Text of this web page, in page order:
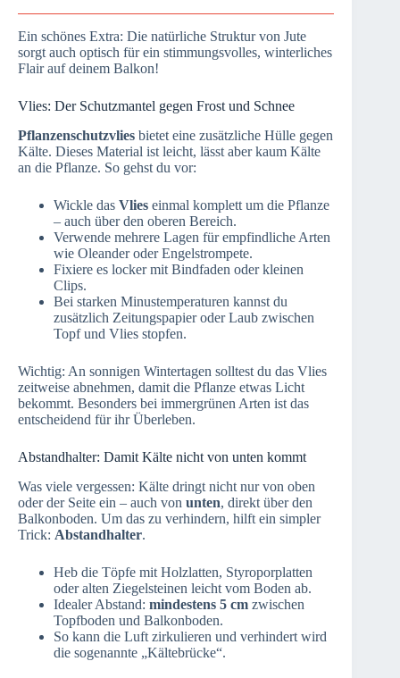
Ein schönes Extra: Die natürliche Struktur von Jute
sorgt auch optisch für ein stimmungsvolles, winterliches
Flair auf deinem Balkon!
Vlies: Der Schutzmantel gegen Frost und Schnee
Pflanzenschutzvlies bietet eine zusätzliche Hülle gegen
Kälte. Dieses Material ist leicht, lässt aber kaum Kälte
an die Pflanze. So gehst du vor:
Wickle das Vlies einmal komplett um die Pflanze
– auch über den oberen Bereich.
Verwende mehrere Lagen für empfindliche Arten
wie Oleander oder Engelstrompete.
Fixiere es locker mit Bindfaden oder kleinen
Clips.
Bei starken Minustemperaturen kannst du
zusätzlich Zeitungspapier oder Laub zwischen
Topf und Vlies stopfen.
Wichtig: An sonnigen Wintertagen solltest du das Vlies
zeitweise abnehmen, damit die Pflanze etwas Licht
bekommt. Besonders bei immergrünen Arten ist das
entscheidend für ihr Überleben.
Abstandhalter: Damit Kälte nicht von unten kommt
Was viele vergessen: Kälte dringt nicht nur von oben
oder der Seite ein – auch von unten, direkt über den
Balkonboden. Um das zu verhindern, hilft ein simpler
Trick: Abstandhalter.
Heb die Töpfe mit Holzlatten, Styroporplatten
oder alten Ziegelsteinen leicht vom Boden ab.
Idealer Abstand: mindestens 5 cm zwischen
Topfboden und Balkonboden.
So kann die Luft zirkulieren und verhindert wird
die sogenannte „Kältebrücke“.